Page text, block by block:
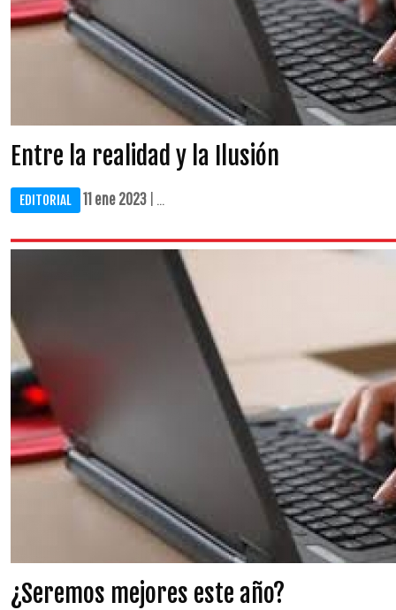
Entre la realidad y la Ilusión
EDITORIAL 11 ene 2023 | ...
¿Seremos mejores este año?